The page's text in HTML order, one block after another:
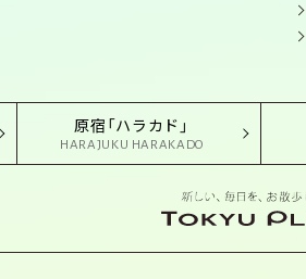
原宿「ハラカド」
HARAJUKU HARAKADO